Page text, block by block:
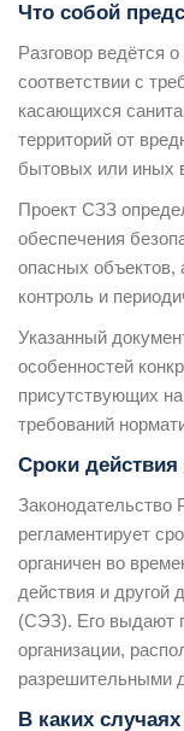
Что собой
Разговор ведётся
соответствии с
касающихся
территорий от
бытовых или иных
Проект СЗЗ
обеспечения
опасных объектов,
контроль и
Указанный
особенностей
присутствующих
требований
Сроки
Законодательство
регламентирует
органичен во
действия и другой
(СЭЗ). Его выдают
организации,
разрешительными
В каких